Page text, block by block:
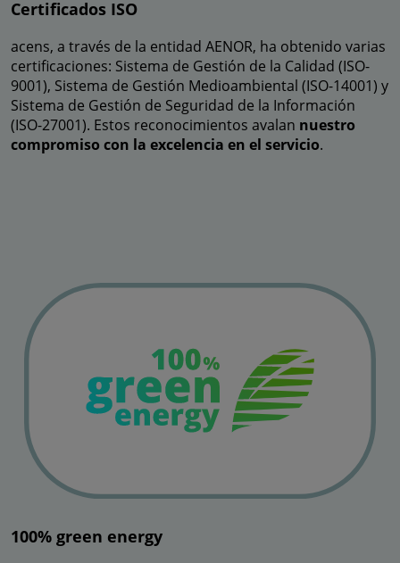
Certificados ISO
acens, a través de la entidad AENOR, ha obtenido varias
certificaciones: Sistema de Gestión de la Calidad (ISO-
9001), Sistema de Gestión Medioambiental (ISO-14001) y
Sistema de Gestión de Seguridad de la Información
(ISO-27001). Estos reconocimientos avalan nuestro
compromiso con la excelencia en el servicio.
100% green energy